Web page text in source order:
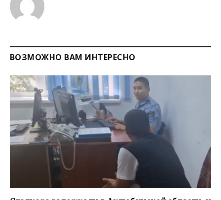
ВОЗМОЖНО ВАМ ИНТЕРЕСНО